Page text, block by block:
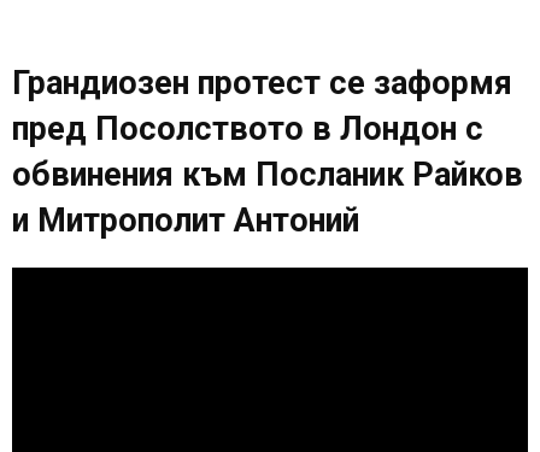
Грандиозен протест се заформя
пред Посолството в Лондон с
обвинения към Посланик Райков
и Митрополит Антоний